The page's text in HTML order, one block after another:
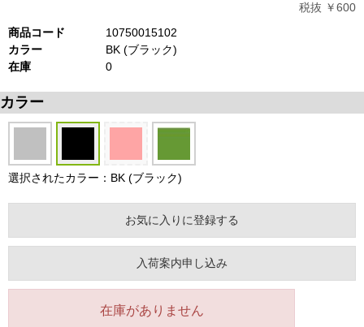
税抜 ￥600
商品コード
10750015102
カラー
BK (ブラック)
在庫
0
カラー
選択されたカラー：BK (ブラック)
お気に入りに登録する
入荷案内申し込み
在庫がありません